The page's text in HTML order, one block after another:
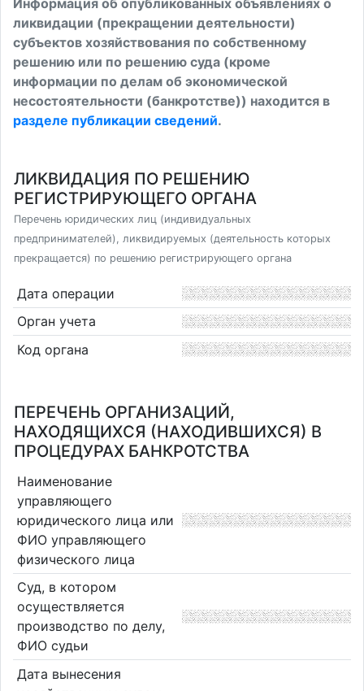
Информация об опубликованных объявлениях о
ликвидации (прекращении деятельности)
субъектов хозяйствования по собственному
решению или по решению суда (кроме
информации по делам об экономической
несостоятельности (банкротстве)) находится в
разделе публикации сведений.
ЛИКВИДАЦИЯ ПО РЕШЕНИЮ
РЕГИСТРИРУЮЩЕГО ОРГАНА
Перечень юридических лиц (индивидуальных
предпринимателей), ликвидируемых (деятельность которых
прекращается) по решению регистрирующего органа
Дата операции
Орган учета
Код органа
ПЕРЕЧЕНЬ ОРГАНИЗАЦИЙ,
НАХОДЯЩИХСЯ (НАХОДИВШИХСЯ) В
ПРОЦЕДУРАХ БАНКРОТСТВА
Наименование
управляющего
юридического лица или
ФИО управляющего
физического лица
Суд, в котором
осуществляется
производство по делу,
ФИО судьи
Дата вынесения